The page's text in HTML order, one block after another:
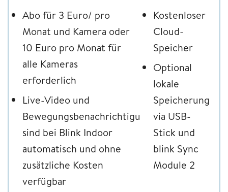
Abo für 3 Euro/ pro
Monat und Kamera oder
10 Euro pro Monat für
alle Kameras
erforderlich
Live-Video und
Bewegungsbenachrichtigungen
sind bei Blink Indoor
automatisch und ohne
zusätzliche Kosten
verfügbar
Kostenloser
Cloud-
Speicher
Optional
lokale
Speicherung
via USB-
Stick und
blink Sync
Module 2